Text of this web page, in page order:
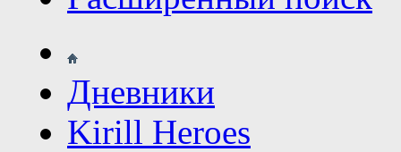
Дневники
Kirill Heroes